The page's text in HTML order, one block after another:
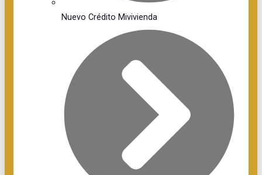
Nuevo Crédito Mivivienda